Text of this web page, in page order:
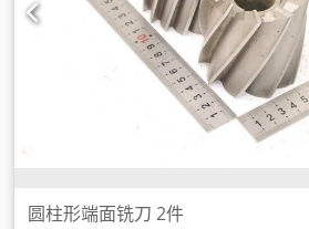
圆柱形端面铣刀 2件